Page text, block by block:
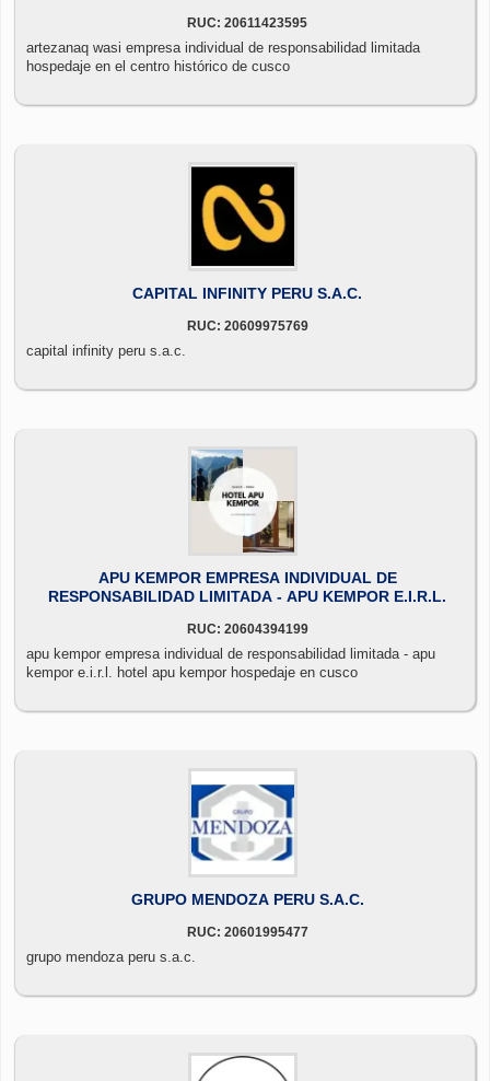
RUC: 20611423595
artezanaq wasi empresa individual de responsabilidad limitada
hospedaje en el centro histórico de cusco
CAPITAL INFINITY PERU S.A.C.
RUC: 20609975769
capital infinity peru s.a.c.
APU KEMPOR EMPRESA INDIVIDUAL DE
RESPONSABILIDAD LIMITADA - APU KEMPOR E.I.R.L.
RUC: 20604394199
apu kempor empresa individual de responsabilidad limitada - apu
kempor e.i.r.l. hotel apu kempor hospedaje en cusco
GRUPO MENDOZA PERU S.A.C.
RUC: 20601995477
grupo mendoza peru s.a.c.